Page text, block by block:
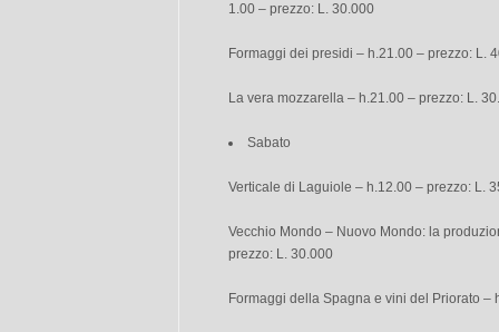
1.00 – prezzo: L. 30.000
Formaggi dei presidi – h.21.00 – prezzo: L.
La vera mozzarella – h.21.00 – prezzo: L.
Sabato
Verticale di Laguiole – h.12.00 – prezzo: L.
Vecchio Mondo – Nuovo Mondo: la
prezzo: L. 30.000
Formaggi della Spagna e vini del Priorato –